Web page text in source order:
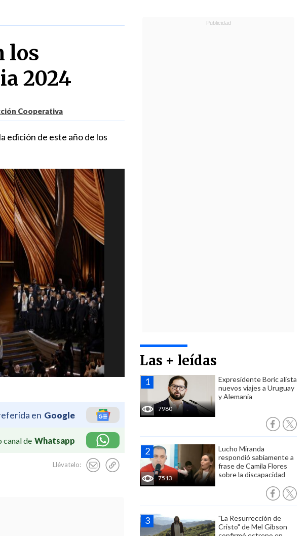
los
2024
Cooperativa
edición de este año de los
en Google
canal de Whatsapp
Llévatelo:
Las + leídas
7980
Expresidente Boric alista
nuevos viajes a Uruguay
y Alemania
7513
Lucho Miranda
respondió sabiamente a
frase de Camila Flores
sobre la discapacidad
"La Resurrección de
Cristo" de Mel Gibson